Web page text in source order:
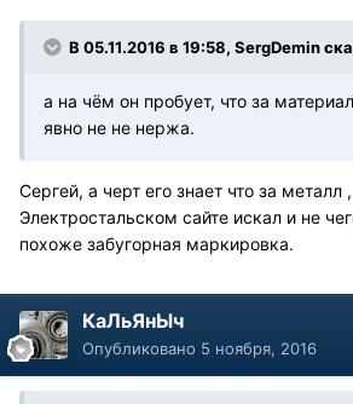
В 05.11.2016 в 19:58, SergDemin
а на чём он пробует, что за
явно не не нержа.
Сергей, а черт его знает что за металл
Электростальском сайте искал и не
похоже забугорная маркировка.
КаЛьЯнЫч
Опубликовано 5 ноября, 2016